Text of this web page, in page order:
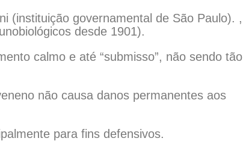
(instituição governamental de São Paulo). ,
desde 1901).
calmo e até “submisso”, não sendo tão
não causa danos permanentes aos
para fins defensivos.